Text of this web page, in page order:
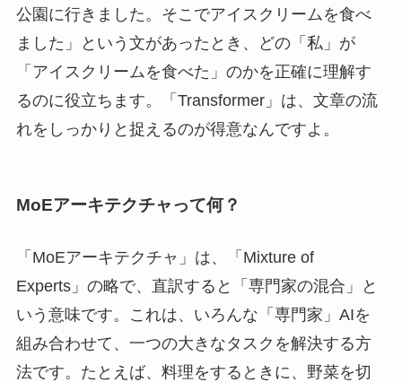
公園に行きました。そこでアイスクリームを食べ
ました」という文があったとき、どの「私」が
「アイスクリームを食べた」のかを正確に理解す
るのに役立ちます。「Transformer」は、文章の流
れをしっかりと捉えるのが得意なんですよ。
MoEアーキテクチャって何？
「MoEアーキテクチャ」は、「Mixture of
Experts」の略で、直訳すると「専門家の混合」と
いう意味です。これは、いろんな「専門家」AIを
組み合わせて、一つの大きなタスクを解決する方
法です。たとえば、料理をするときに、野菜を切